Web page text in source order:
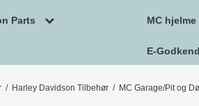
MC
BLUE-
Parts MC hjelme
MC Hjelm
E-
/ Harley Davidson Tilbehør / MC Garage/Pit og